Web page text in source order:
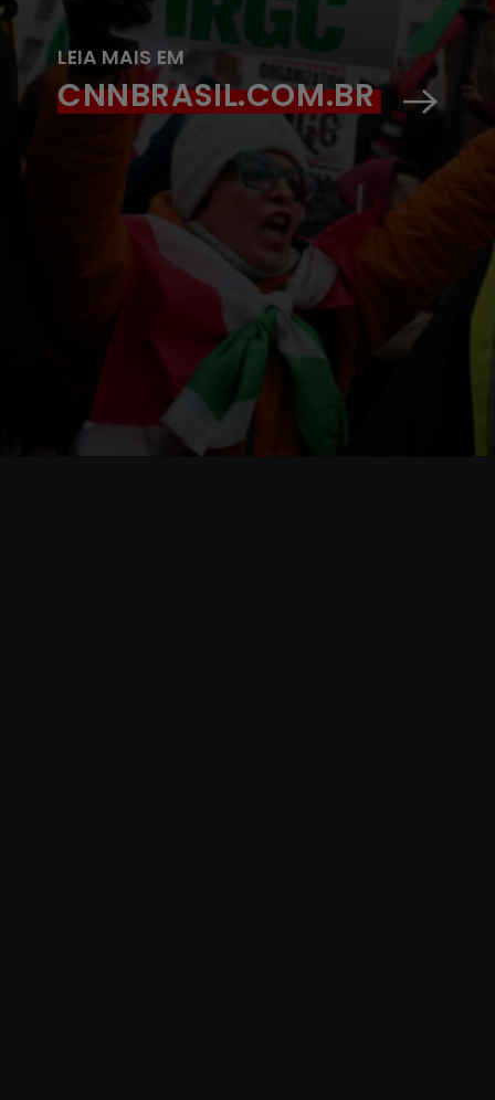
LEIA MAIS EM
CNNBRASIL.COM.BR